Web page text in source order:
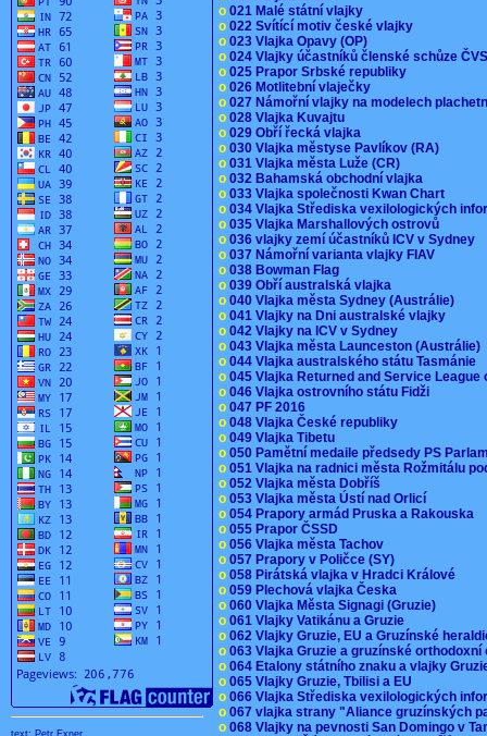
o 021 Malé státní vlajky
o 022 Svítící motiv české vlajky
o 023 Vlajka Opavy (OP)
o 024 Vlajky účastníků členské schůze
o 025 Prapor Srbské republiky
o 026 Motlitební vlaječky
o 027 Námořní vlajky na modelech
o 028 Vlajka Kuvajtu
o 029 Obří řecká vlajka
o 030 Vlajka městyse Pavlíkov (RA)
o 031 Vlajka města Luže (CR)
o 032 Bahamská obchodní vlajka
o 033 Vlajka společnosti Kwan Chart
o 034 Vlajka Střediska vexilologických
o 035 Vlajka Marshallových ostrovů
o 036 vlajky zemí účastníků ICV v Sydney
o 037 Námořní varianta vlajky FIAV
o 038 Bowman Flag
o 039 Obří australská vlajka
o 040 Vlajka města Sydney (Austrálie)
o 041 Vlajky na Dni australské vlajky
o 042 Vlajky na ICV v Sydney
o 043 Vlajka města Launceston (Austrálie)
o 044 Vlajka australského státu Tasmánie
o 045 Vlajka Returned and Service
o 046 Vlajka ostrovního státu Fidži
o 047 PF 2016
o 048 Vlajka České republiky
o 049 Vlajka Tibetu
o 050 Pamětní medaile předsedy PS
o 051 Vlajka na radnici města Rožmitálu
o 052 Vlajka města Dobříš
o 053 Vlajka města Ústí nad Orlicí
o 054 Prapory armád Pruska a Rakouska
o 055 Prapor ČSSD
o 056 Vlajka města Tachov
o 057 Prapory v Poličce (SY)
o 058 Pirátská vlajka v Hradci Králové
o 059 Plechová vlajka Česka
o 060 Vlajka Města Signagi (Gruzie)
o 061 Vlajky Vatikánu a Gruzie
o 062 Vlajky Gruzie, EU a Gruzínské
o 063 Vlajka Gruzie a gruzínské
o 064 Etalony státního znaku a vlajky
o 065 Vlajky Gruzie, Tbilisi a EU
o 066 Vlajka Střediska vexilologických
o 067 vlajka strany "Aliance gruzínských
o 068 Vlajky na pevnosti San Domingo v